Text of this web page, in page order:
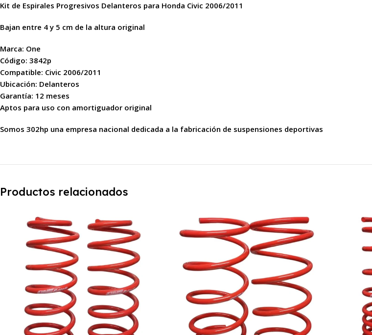
Kit de Espirales Progresivos Delanteros para Honda Civic 2006/2011
Bajan entre 4 y 5 cm de la altura original
Marca: One
Código: 3842p
Compatible: Civic 2006/2011
Ubicación: Delanteros
Garantía: 12 meses
Aptos para uso con amortiguador original
Somos 302hp una empresa nacional dedicada a la fabricación de suspensiones deportivas
Productos relacionados